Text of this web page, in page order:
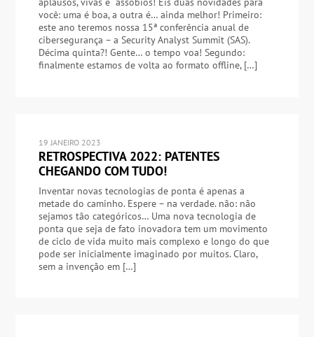
você: uma é boa, a outra é… ainda melhor! Primeiro:
este ano teremos nossa 15ª conferência anual de
cibersegurança – a Security Analyst Summit (SAS).
Décima quinta?! Gente… o tempo voa! Segundo:
finalmente estamos de volta ao formato offline, […]
19 JANEIRO 2023
RETROSPECTIVA 2022: PATENTES
CHEGANDO COM TUDO!
Inventar novas tecnologias de ponta é apenas a
metade do caminho. Espere – na verdade. não: não
sejamos tão categóricos… Uma nova tecnologia de
ponta que seja de fato inovadora tem um movimento
de ciclo de vida muito mais complexo e longo do que
pode ser inicialmente imaginado por muitos. Claro,
sem a invenção em […]